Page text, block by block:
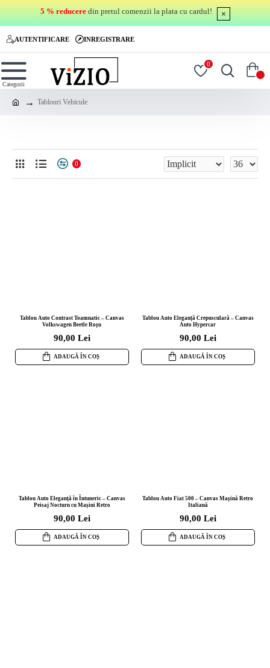
5 % reducere din pretul comenzii la plata cu cardul!
AUTENTIFICARE INREGISTRARE
0
Tablouri Vehicule
0
Tablou Auto Contrast Toamnatic – Canvas
Volkswagen Beetle Roșu
90,00 Lei
ADAUGĂ ÎN COȘ
Tablou Auto Eleganță Crepusculară – Canvas
Auto Hypercar
90,00 Lei
ADAUGĂ ÎN COȘ
Tablou Auto Eleganță în Întuneric – Canvas
Peisaj Nocturn cu Mașini Retro
90,00 Lei
ADAUGĂ ÎN COȘ
Tablou Auto Fiat 500 – Canvas Mașină Retro
Italiană
90,00 Lei
ADAUGĂ ÎN COȘ